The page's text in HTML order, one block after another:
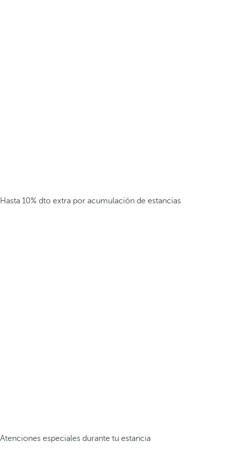
Hasta 10% dto extra por acumulación de estancias
Atenciones especiales durante tu estancia